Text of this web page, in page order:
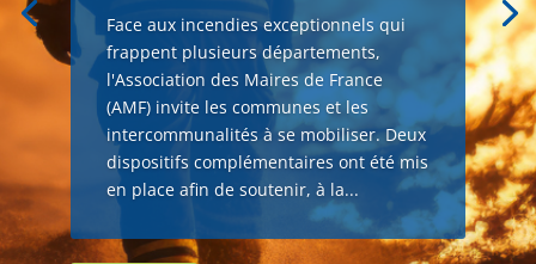
Face aux incendies exceptionnels qui
frappent plusieurs départements,
l'Association des Maires de France
(AMF) invite les communes et les
intercommunalités à se mobiliser. Deux
dispositifs complémentaires ont été mis
en place afin de soutenir, à la...